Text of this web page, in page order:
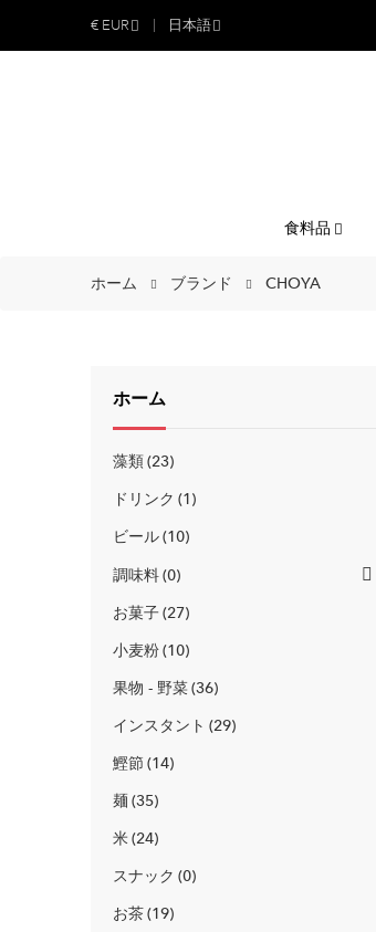
€ EUR 日本語
食料品
ホーム ブランド CHOYA
ホーム
藻類 23
ドリンク 1
ビール 10
調味料 0
お菓子 27
小麦粉 10
果物 - 野菜 36
インスタント 29
鰹節 14
麺 35
米 24
スナック 0
お茶 19